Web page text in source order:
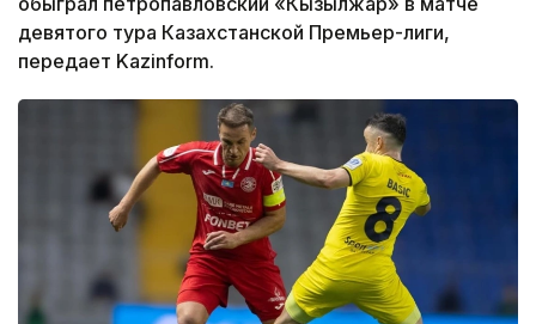
девятого тура Казахстанской Премьер-лиги,
передает Kazinform.